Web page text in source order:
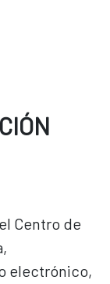
Centro de
electrónico,